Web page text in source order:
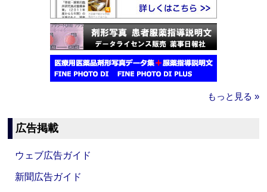
もっと見る »
広告掲載
ウェブ広告ガイド
新聞広告ガイド